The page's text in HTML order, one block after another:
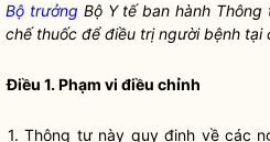
Bộ trưởng Bộ Y tế ban hành
chế thuốc để điều trị người bệnh tại
Điều 1. Phạm vi điều chỉnh
1. Thông tư này quy định về các